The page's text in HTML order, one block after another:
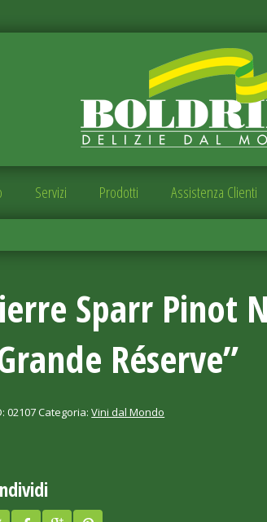
Servizi Prodotti Assistenza Clienti
Sparr Pinot
Réserve”
02107Categoria:Vini dal Mondo